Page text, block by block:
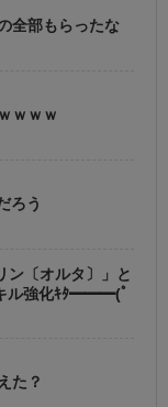
全部もらったな
ｗｗｗ
ろう
ン〔オルタ〕」と
ル強化ｷﾀ━━━(ﾟ
た？